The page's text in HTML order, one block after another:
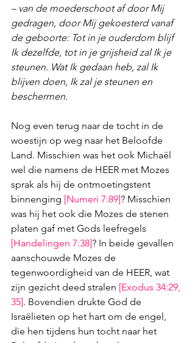
– van de moederschoot af door Mij
gedragen, door Mij gekoesterd vanaf
de geboorte: Tot in je ouderdom blijf
Ik dezelfde, tot in je grijsheid zal Ik je
steunen. Wat Ik gedaan heb, zal Ik
blijven doen, Ik zal je steunen en
beschermen.
Nog even terug naar de tocht in de
woestijn op weg naar het Beloofde
Land. Misschien was het ook Michaël
wel die namens de HEER met Mozes
sprak als hij de ontmoetingstent
binnenging [Numeri 7:89]? Misschien
was hij het ook die Mozes de stenen
platen gaf met Gods leefregels
[Handelingen 7:38]? In beide gevallen
aanschouwde Mozes de
tegenwoordigheid van de HEER, wat
zijn gezicht deed stralen [Exodus 34:29
35]. Bovendien drukte God de
Israëlieten op het hart om de engel,
die hen tijdens hun tocht naar het